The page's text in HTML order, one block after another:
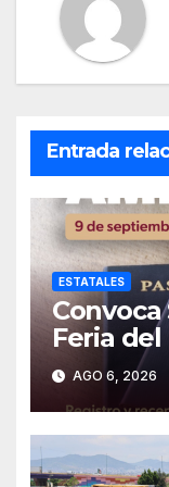
Entrada
ESTATALES
Feria
AGO 6, 2026